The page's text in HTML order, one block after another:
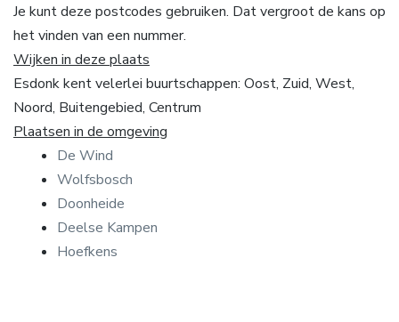
Je kunt deze postcodes gebruiken. Dat vergroot de kans op
het vinden van een nummer.
Wijken in deze plaats
Esdonk kent velerlei buurtschappen: Oost, Zuid, West,
Noord, Buitengebied, Centrum
Plaatsen in de omgeving
De Wind
Wolfsbosch
Doonheide
Deelse Kampen
Hoefkens